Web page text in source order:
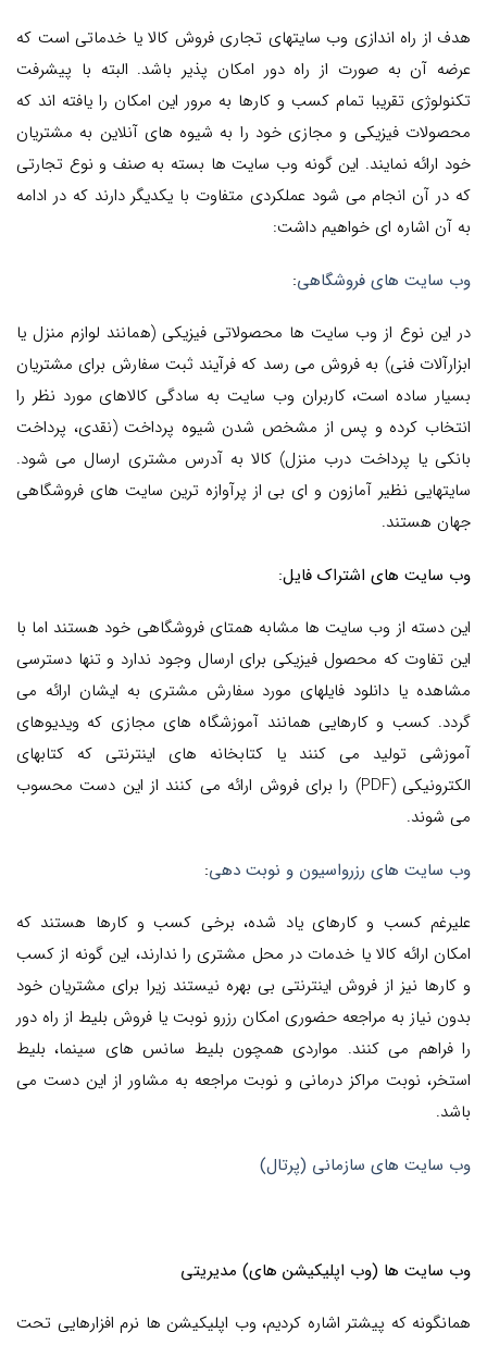
هدف از راه اندازی وب سایتهای تجاری فروش کالا یا خدماتی است که
عرضه آن به صورت از راه دور امکان پذیر باشد. البته با پیشرفت
تکنولوژی تقریبا تمام کسب و کارها به مرور این امکان را یافته اند که
محصولات فیزیکی و مجازی خود را به شیوه های آنلاین به مشتریان
خود ارائه نمایند. این گونه وب سایت ها بسته به صنف و نوع تجارتی
که در آن انجام می شود عملکردی متفاوت با یکدیگر دارند که در ادامه
به آن اشاره ای خواهیم داشت:
وب سایت های فروشگاهی:
در این نوع از وب سایت ها محصولاتی فیزیکی (همانند لوازم منزل یا
ابزارآلات فنی) به فروش می رسد که فرآیند ثبت سفارش برای مشتریان
بسیار ساده است، کاربران وب سایت به سادگی کالاهای مورد نظر را
انتخاب کرده و پس از مشخص شدن شیوه پرداخت (نقدی، پرداخت
بانکی یا پرداخت درب منزل) کالا به آدرس مشتری ارسال می شود.
سایتهایی نظیر آمازون و ای بی از پرآوازه ترین سایت های فروشگاهی
جهان هستند.
وب سایت های اشتراک فایل:
این دسته از وب سایت ها مشابه همتای فروشگاهی خود هستند اما با
این تفاوت که محصول فیزیکی برای ارسال وجود ندارد و تنها دسترسی
مشاهده یا دانلود فایلهای مورد سفارش مشتری به ایشان ارائه می
گردد. کسب و کارهایی همانند آموزشگاه های مجازی که ویدیوهای
آموزشی تولید می کنند یا کتابخانه های اینترنتی که کتابهای
الکترونیکی (PDF) را برای فروش ارائه می کنند از این دست محسوب
می شوند.
وب سایت های رزرواسیون و نوبت دهی:
علیرغم کسب و کارهای یاد شده، برخی کسب و کارها هستند که
امکان ارائه کالا یا خدمات در محل مشتری را ندارند، این گونه از کسب
و کارها نیز از فروش اینترنتی بی بهره نیستند زیرا برای مشتریان خود
بدون نیاز به مراجعه حضوری امکان رزرو نوبت یا فروش بلیط از راه دور
را فراهم می کنند. مواردی همچون بلیط سانس های سینما، بلیط
استخر، نوبت مراکز درمانی و نوبت مراجعه به مشاور از این دست می
باشد.
وب سایت های سازمانی (پرتال)
وب سایت ها (وب اپلیکیشن های) مدیریتی
همانگونه که پیشتر اشاره کردیم، وب اپلیکیشن ها نرم افزارهایی تحت